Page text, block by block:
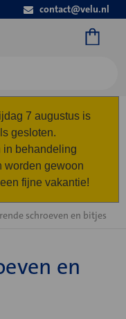
contact@velu.nl
7 augustus is
gesloten.
in behandeling
worden gewoon
fijne vakantie!
schroeven en bitjes
en